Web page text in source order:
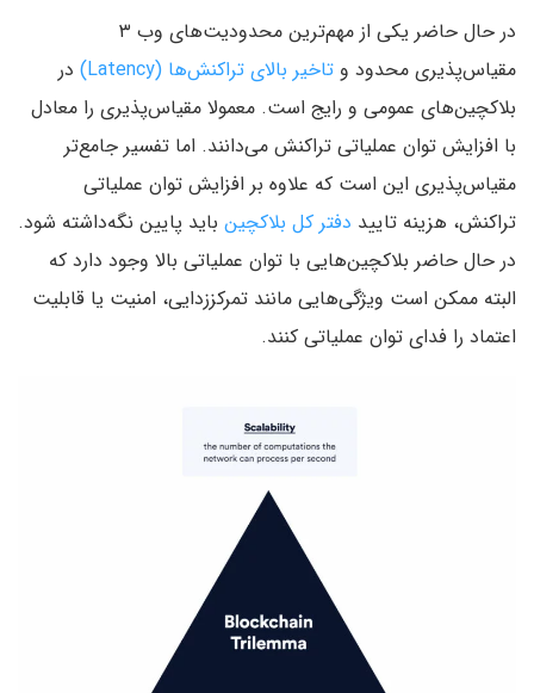
در حال حاضر یکی از مهم‌ترین محدودیت‌های وب ۳
مقیاس‌پذیری محدود و تاخیر بالای تراکنش‌ها (Latency)
در
بلاکچین‌های عمومی و رایج است. معمولا مقیاس‌پذیری را معادل
با افزایش توان عملیاتی تراکنش می‌دانند. اما تفسیر جامع‌تر
مقیاس‌پذیری این است که علاوه بر افزایش توان عملیاتی
تراکنش، هزینه تایید دفتر کل بلاکچین باید پایین نگه‌داشته شود.
در حال حاضر بلاکچین‌هایی با توان عملیاتی بالا وجود دارد که
البته ممکن است ویژگی‌هایی مانند تمرکززدایی، امنیت یا قابلیت
اعتماد را فدای توان عملیاتی کنند.